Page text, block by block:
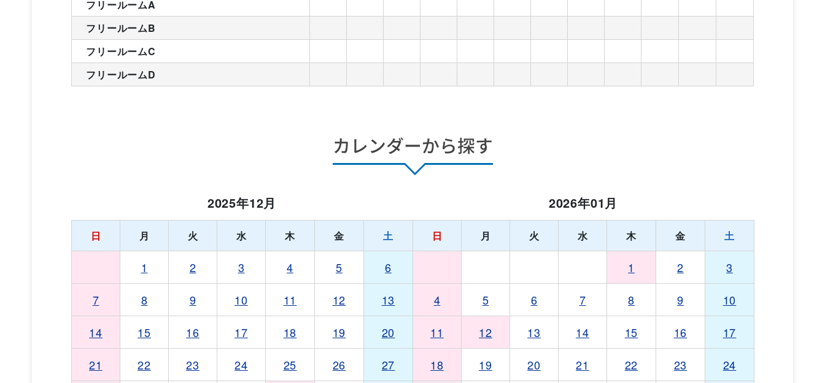
フリールームA
フリールームB
フリールームC
フリールームD
カレンダーから探す
2025年12月
日 月 火 水 木 金 土
1 2 3 4 5 6
7 8 9 10 11 12 13
14 15 16 17 18 19 20
21 22 23 24 25 26 27
2026年01月
日 月 火 水 木 金 土
1 2 3
4 5 6 7 8 9 10
11 12 13 14 15 16 17
18 19 20 21 22 23 24